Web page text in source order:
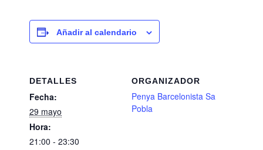
Añadir al calendario
DETALLES
Fecha:
29 mayo
Hora:
21:00 - 23:30
ORGANIZADOR
Penya Barcelonista Sa
Pobla